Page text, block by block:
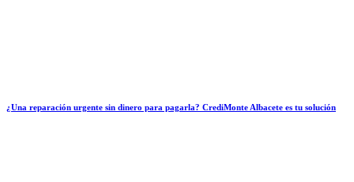
¿Una reparación urgente sin dinero para pagarla? CrediMonte Albacete es tu solución